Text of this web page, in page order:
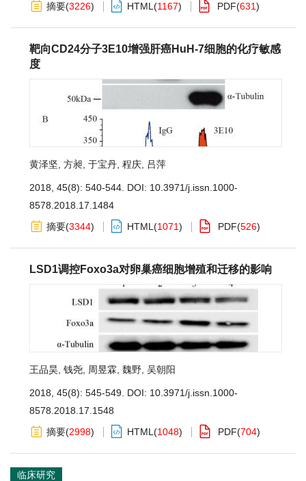
摘要(3226) HTML (1167) PDF(631)
靶向CD24分子3E10增强肝癌HuH-7细胞的化疗敏感
度
黄泽坚 方昶 于宝丹 程庆 吕萍
2018, 45(8): 540-544. DOI: 10.3971/j.issn.1000-
8578.2018.17.1484
摘要(3344) HTML (1071) PDF(526)
LSD1调控Foxo3a对卵巢癌细胞增殖和迁移的影响
王品昊 钱尧 周昱霖 魏野 吴朝阳
2018, 45(8): 545-549. DOI: 10.3971/j.issn.1000-
8578.2018.17.1548
摘要(2998) HTML (1048) PDF(704)
临床研究